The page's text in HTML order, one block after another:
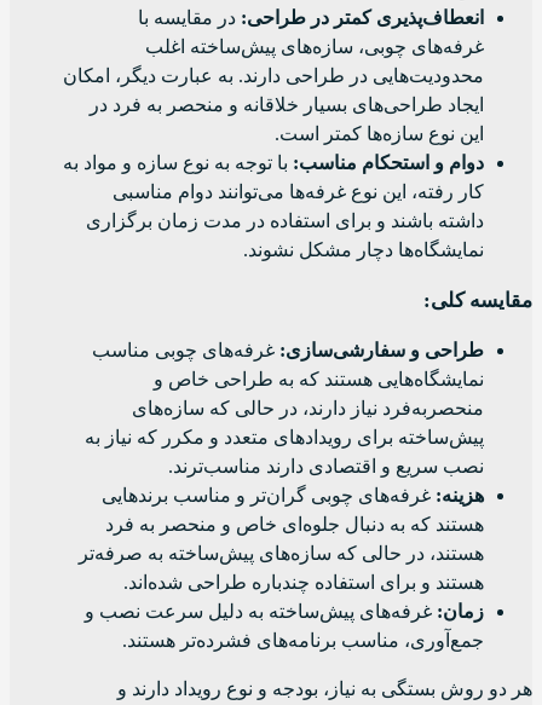
انعطاف‌پذیری کمتر در طراحی: در مقایسه با
غرفه‌های چوبی، سازه‌های پیش‌ساخته اغلب
محدودیت‌هایی در طراحی دارند. به عبارت دیگر، امکان
ایجاد طراحی‌های بسیار خلاقانه و منحصر به فرد در
این نوع سازه‌ها کمتر است.
دوام و استحکام مناسب: با توجه به نوع سازه و مواد به
کار رفته، این نوع غرفه‌ها می‌توانند دوام مناسبی
داشته باشند و برای استفاده در مدت زمان برگزاری
نمایشگاه‌ها دچار مشکل نشوند.
مقایسه کلی:
طراحی و سفارشی‌سازی: غرفه‌های چوبی مناسب
نمایشگاه‌هایی هستند که به طراحی خاص و
منحصربه‌فرد نیاز دارند، در حالی که سازه‌های
پیش‌ساخته برای رویدادهای متعدد و مکرر که نیاز به
نصب سریع و اقتصادی دارند مناسب‌ترند.
هزینه: غرفه‌های چوبی گران‌تر و مناسب برندهایی
هستند که به دنبال جلوه‌ای خاص و منحصر به فرد
هستند، در حالی که سازه‌های پیش‌ساخته به صرفه‌تر
هستند و برای استفاده چندباره طراحی شده‌اند.
زمان: غرفه‌های پیش‌ساخته به دلیل سرعت نصب و
جمع‌آوری، مناسب برنامه‌های فشرده‌تر هستند.
هر دو روش بستگی به نیاز، بودجه و نوع رویداد دارند و